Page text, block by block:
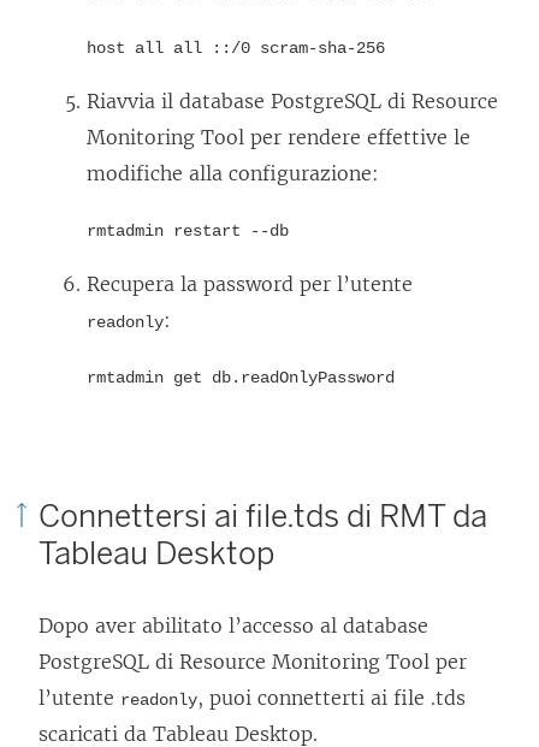
host all all ::/0 scram-sha-256
Riavvia il database PostgreSQL di Resource
Monitoring Tool per rendere effettive le
modifiche alla configurazione:
rmtadmin restart --db
Recupera la password per l’utente
readonly:
rmtadmin get db.readOnlyPassword
Connettersi ai file.tds di RMT da
Tableau Desktop
Dopo aver abilitato l’accesso al database
PostgreSQL di Resource Monitoring Tool per
l’utente readonly, puoi connetterti ai file .tds
scaricati da Tableau Desktop.